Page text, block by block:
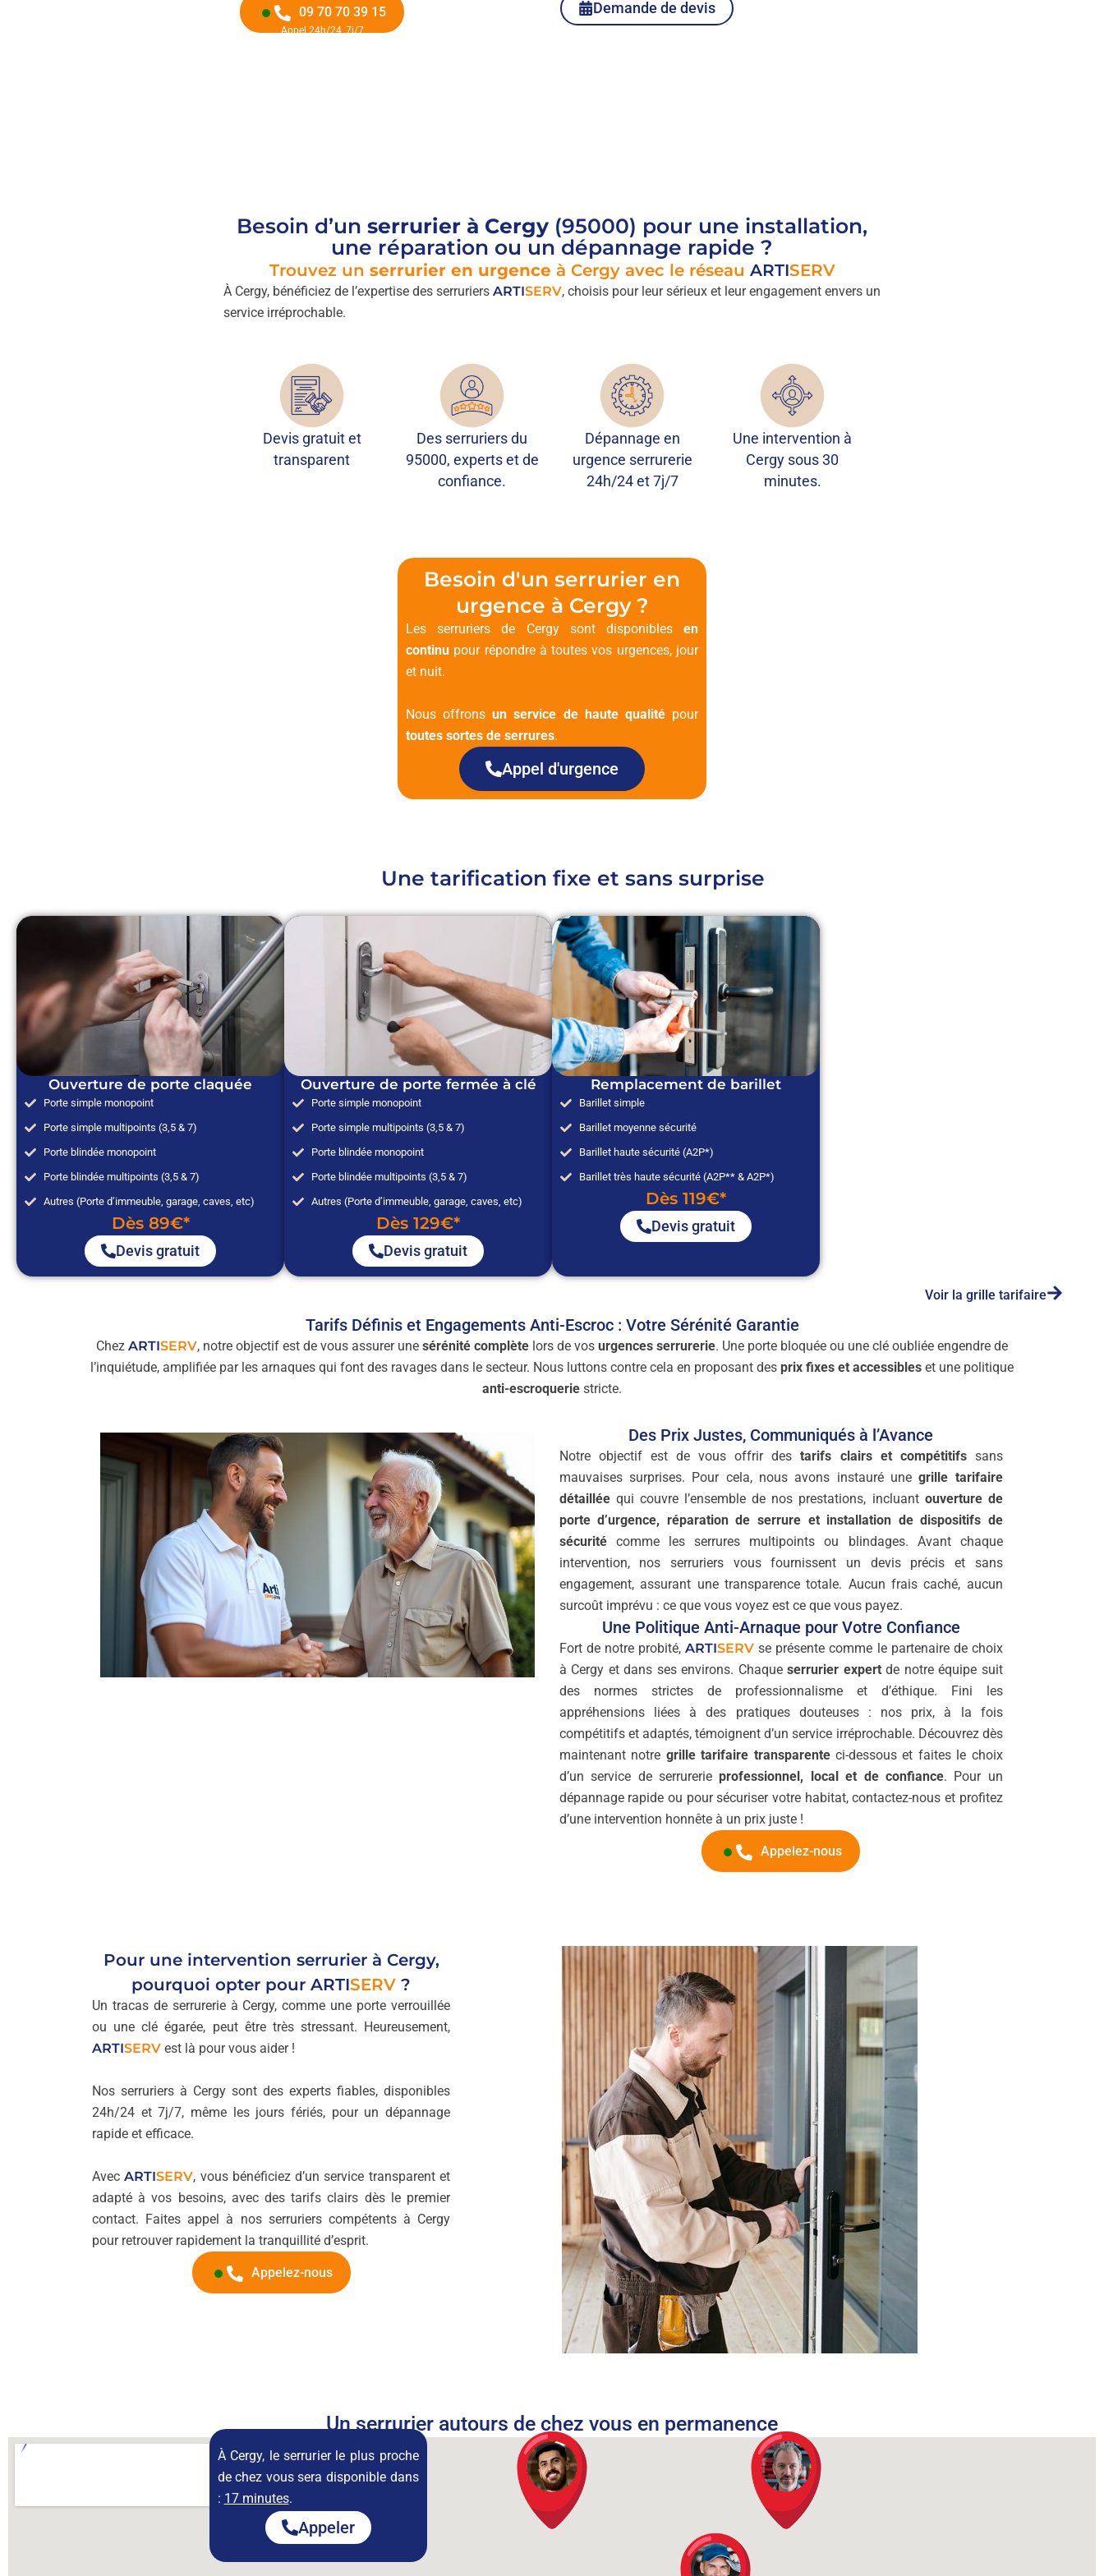
09 70 70 39 15
Appel 24h/24, 7j/7
Demande de devis
Besoin d’un serrurier à Cergy (95000) pour une installation,
une réparation ou un dépannage rapide ?
Trouvez un serrurier en urgence à Cergy avec le réseau ARTISERV
À Cergy, bénéficiez de l’expertise des serruriers ARTISERV, choisis pour leur sérieux et leur engagement envers un
service irréprochable.
Devis gratuit et
transparent
Des serruriers du
95000, experts et de
confiance.
Dépannage en
urgence serrurerie
24h/24 et 7j/7
Une intervention à
Cergy sous 30
minutes.
Besoin d'un serrurier en
urgence à Cergy ?
Les serruriers de Cergy sont disponiblesen
continupour répondre à toutes vos urgences, jour
et nuit.
Nous offronsun service de haute qualitépour
toutes sortes de serrures.
Appel d'urgence
Une tarification fixe et sans surprise
Ouverture de porte claquée
Porte simple monopoint
Porte simple multipoints (3,5 & 7)
Porte blindée monopoint
Porte blindée multipoints (3,5 & 7)
Autres (Porte d’immeuble, garage, caves, etc)
Dès 89€*
Devis gratuit
Ouverture de porte fermée à clé
Porte simple monopoint
Porte simple multipoints (3,5 & 7)
Porte blindée monopoint
Porte blindée multipoints (3,5 & 7)
Autres (Porte d’immeuble, garage, caves, etc)
Dès 129€*
Devis gratuit
Remplacement de barillet
Barillet simple
Barillet moyenne sécurité
Barillet haute sécurité (A2P*)
Barillet très haute sécurité (A2P** & A2P*)
Dès 119€*
Devis gratuit
Voir la grille tarifaire
Tarifs Définis et Engagements Anti-Escroc : Votre Sérénité Garantie
Chez ARTISERV, notre objectif est de vous assurer une sérénité complète lors de vos urgences serrurerie. Une porte bloquée ou une clé oubliée engendre de
l’inquiétude, amplifiée par les arnaques qui font des ravages dans le secteur. Nous luttons contre cela en proposant des prix fixes et accessibles et une politique
anti-escroquerie stricte.
Des Prix Justes, Communiqués à l’Avance
Notre objectif est de vous offrir destarifs clairs et compétitifssans
mauvaises surprises. Pour cela, nous avons instauré unegrille tarifaire
détailléequi couvre l’ensemble de nos prestations, incluant ouverture de
porte d’urgence, réparation de serrure et installation de dispositifs de
sécuritécomme les serrures multipoints ou blindages. Avant chaque
intervention, nos serruriers vous fournissent un devis précis et sans
engagement, assurant une transparence totale. Aucun frais caché, aucun
surcoût imprévu : ce que vous voyez est ce que vous payez.
Une Politique Anti-Arnaque pour Votre Confiance
Fort de notre probité,ARTISERV se présente comme le partenaire de choix
à Cergy et dans ses environs. Chaqueserrurier expertde notre équipe suit
des normes strictes de professionnalisme et d’éthique. Fini les
appréhensions liées à des pratiques douteuses : nos prix, à la fois
compétitifs et adaptés, témoignent d’un service irréprochable. Découvrez dès
maintenant notre grille tarifaire transparenteci-dessous et faites le choix
d’un service de serrurerieprofessionnel, local et de confiance. Pour un
dépannage rapide ou pour sécuriser votre habitat, contactez-nous et profitez
d’une intervention honnête à un prix juste !
Appelez-nous
Pour une intervention serrurier à Cergy,
pourquoi opter pour ARTISERV ?
Un tracas de serrurerie à Cergy, comme une porte verrouillée
ou une clé égarée, peut être très stressant. Heureusement,
ARTISERV est là pour vous aider !
Nos serruriers à Cergy sont des experts fiables, disponibles
24h/24 et 7j/7, même les jours fériés, pour un dépannage
rapide et efficace.
AvecARTISERV, vous bénéficiez d’un service transparent et
adapté à vos besoins, avec des tarifs clairs dès le premier
contact. Faites appel à nos serruriers compétents à Cergy
pour retrouver rapidement la tranquillité d’esprit.
Appelez-nous
Un serrurier autours de chez vous en permanence
À Cergy, le serrurier le plus proche
de chez vous sera disponible dans
: 17 minutes.
Appeler